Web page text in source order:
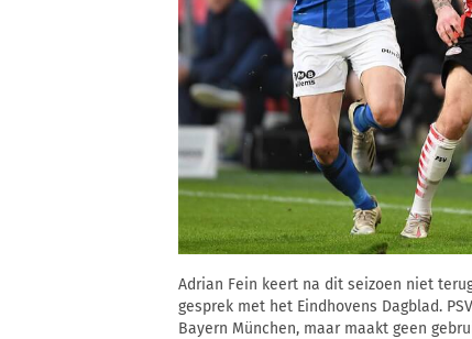
Adrian Fein keert na dit seizoen niet
gesprek met het Eindhovens Dagblad.
Bayern München, maar maakt geen